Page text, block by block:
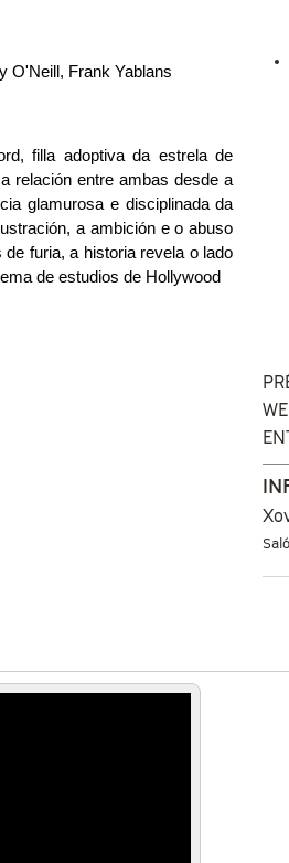
O'Neill, Frank Yablans
filla adoptiva da estrela de
relación entre ambas desde a
glamurosa e disciplinada da
a ambición e o abuso
furia, a historia revela o lado
de estudios de Hollywood